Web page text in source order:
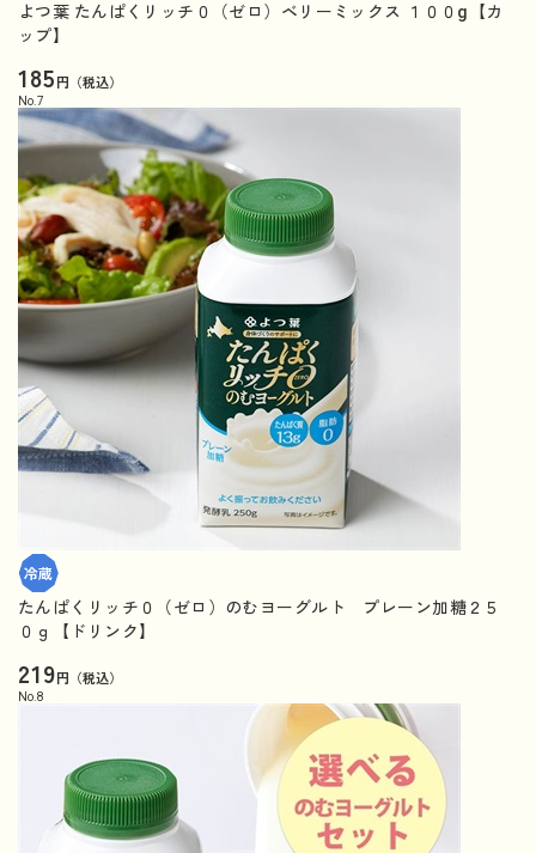
よつ葉 たんぱくリッチ０（ゼロ）ベリーミックス １００g【カ
ップ】
185円（税込）
No. 7
たんぱくリッチ０（ゼロ）のむヨーグルト プレーン加糖２５
０ｇ【ドリンク】
219円（税込）
No. 8